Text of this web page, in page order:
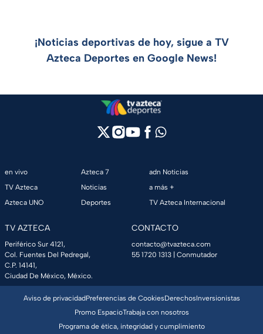
¡Noticias deportivas de hoy, sigue a TV
Azteca Deportes en Google News!
en vivo
TV Azteca
Azteca UNO
Azteca 7
Noticias
Deportes
adn Noticias
a más +
TV Azteca Internacional
TV AZTECA
Periférico Sur 4121,
Col. Fuentes Del Pedregal,
C.P. 14141,
Ciudad De México, México.
CONTACTO
contacto@tvazteca.com
55 1720 1313 | Conmutador
Aviso de privacidadPreferencias de CookiesDerechosInversionistas
Promo EspacioTrabaja con nosotros
Programa de ética, integridad y cumplimiento